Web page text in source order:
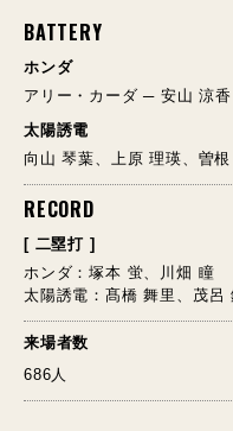
BATTERY
ホンダ
アリー・カーダ ─ 安山 涼香
太陽誘電
向山 琴葉、上原 理瑛、曽
RECORD
[ 二塁打 ]
ホンダ：塚本 蛍、川畑 瞳
太陽誘電：髙橋 舞里、茂呂
来場者数
686人